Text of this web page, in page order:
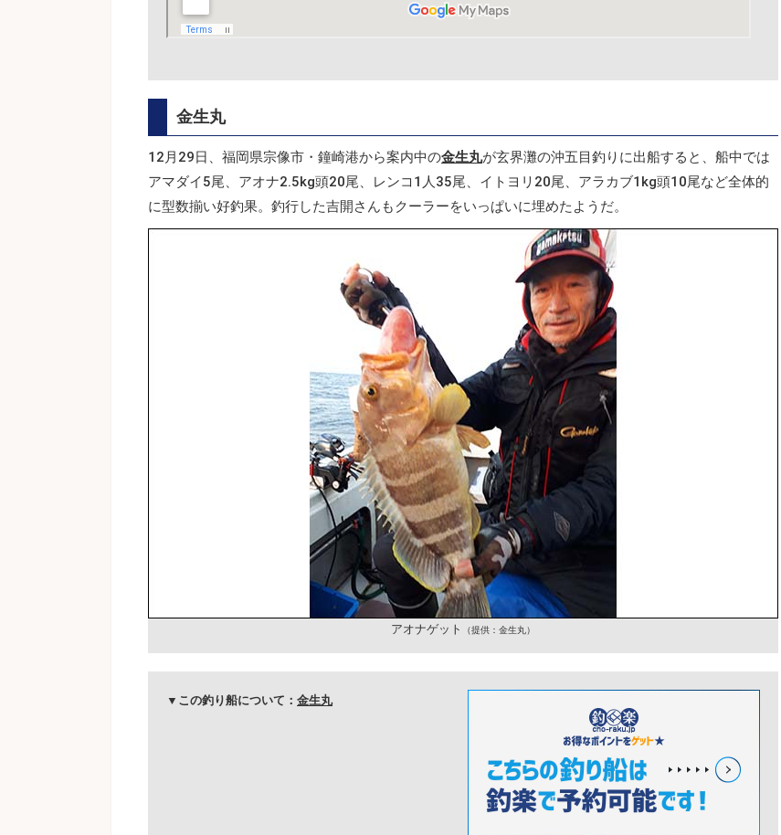
金生丸
12月29日、福岡県宗像市・鐘崎港から案内中の金生丸が玄界灘の沖五目釣りに出船すると、船中では
アマダイ5尾、アオナ2.5kg頭20尾、レンコ1人35尾、イトヨリ20尾、アラカブ1kg頭10尾など全体的
に型数揃い好釣果。釣行した吉開さんもクーラーをいっぱいに埋めたようだ。
アオナゲット （提供：金生丸）
▼この釣り船について： 金生丸